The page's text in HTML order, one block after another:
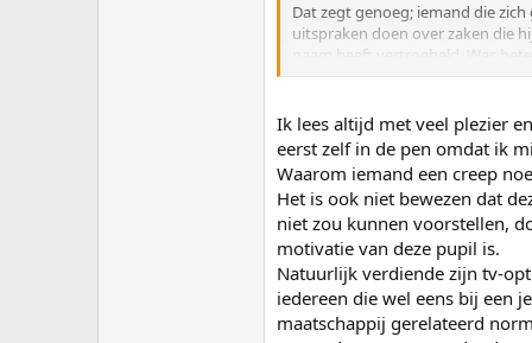
Dat zegt genoeg; iemand die
uitspraken doen over zaken die
naam heeft vertroebeld. Was
creep wilde te graag met z'n kop
Ik lees altijd met veel plezier
eerst zelf in de pen omdat ik
Waarom iemand een creep
Het is ook niet bewezen dat
niet zou kunnen voorstellen,
motivatie van deze pupil is.
Natuurlijk verdiende zijn tv-
iedereen die wel eens bij een
maatschappij gerelateerd